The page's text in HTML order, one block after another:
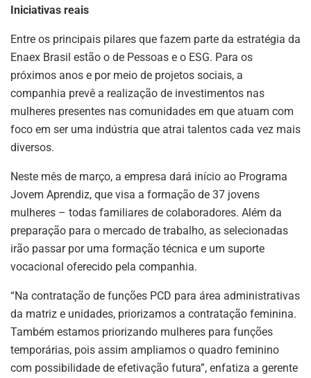
Iniciativas reais
Entre os principais pilares que fazem parte da estratégia da
Enaex Brasil estão o de Pessoas e o ESG. Para os
próximos anos e por meio de projetos sociais, a
companhia prevê a realização de investimentos nas
mulheres presentes nas comunidades em que atuam com
foco em ser uma indústria que atrai talentos cada vez mais
diversos.
Neste mês de março, a empresa dará início ao Programa
Jovem Aprendiz, que visa a formação de 37 jovens
mulheres – todas familiares de colaboradores. Além da
preparação para o mercado de trabalho, as selecionadas
irão passar por uma formação técnica e um suporte
vocacional oferecido pela companhia.
“Na contratação de funções PCD para área administrativas
da matriz e unidades, priorizamos a contratação feminina.
Também estamos priorizando mulheres para funções
temporárias, pois assim ampliamos o quadro feminino
com possibilidade de efetivação futura”, enfatiza a gerente